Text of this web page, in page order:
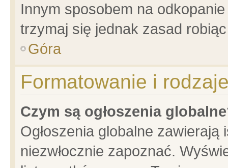
Innym sposobem na
trzymaj się jednak zasad
Góra
Formatowanie i
Czym są ogłoszenia
Ogłoszenia globalne
niezwłocznie zapoznać.